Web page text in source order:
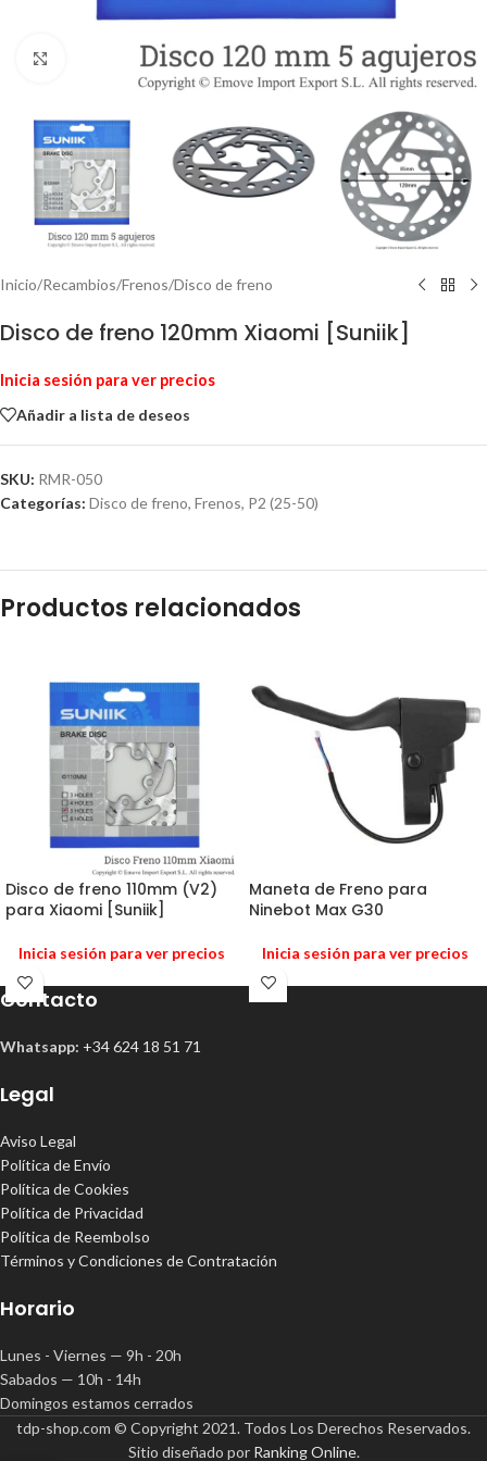
Haga Click para agrandar
Inicio/Recambios/Frenos/Disco de freno
Disco de freno 120mm Xiaomi [Suniik]
Inicia sesión para ver precios
Añadir a lista de deseos
SKU: RMR-050
Categorías: Disco de freno, Frenos, P2 (25-50)
Productos relacionados
Disco de freno 110mm (V2)
para Xiaomi [Suniik]
Inicia sesión para ver precios
Maneta de Freno para
Ninebot Max G30
Inicia sesión para ver precios
Contacto
Whatsapp: +34 624 18 51 71
Legal
Aviso Legal
Política de Envío
Política de Cookies
Política de Privacidad
Política de Reembolso
Términos y Condiciones de Contratación
Horario
Lunes - Viernes — 9h - 20h
Sabados — 10h - 14h
Domingos estamos cerrados
tdp-shop.com © Copyright 2021. Todos Los Derechos Reservados.
Sitio diseñado por Ranking Online.